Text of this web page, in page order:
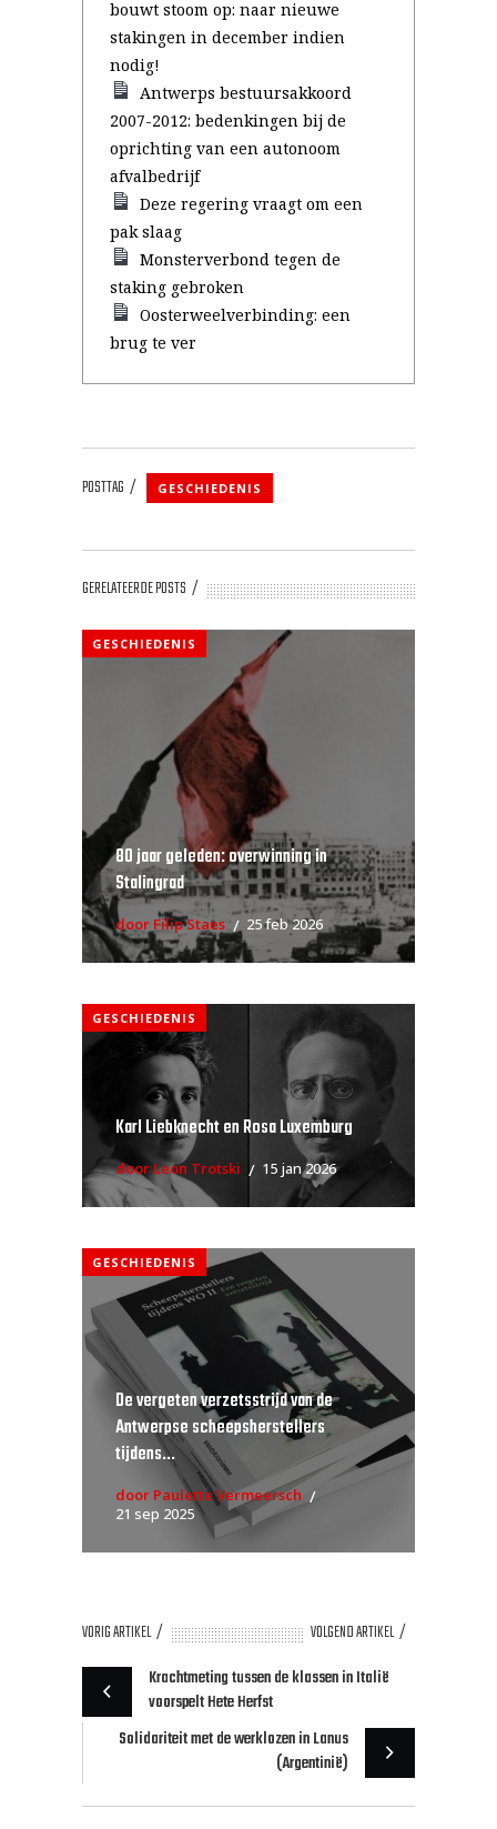
bouwt stoom op: naar nieuwe
stakingen in december indien
nodig!
Antwerps bestuursakkoord
2007-2012: bedenkingen bij de
oprichting van een autonoom
afvalbedrijf
Deze regering vraagt om een
pak slaag
Monsterverbond tegen de
staking gebroken
Oosterweelverbinding: een
brug te ver
POSTTAG GESCHIEDENIS
GERELATEERDE POSTS
GESCHIEDENIS
80 jaar geleden: overwinning in
Stalingrad
door Filip Staes 25 feb 2026
GESCHIEDENIS
Karl Liebknecht en Rosa Luxemburg
door Leon Trotski 15 jan 2026
GESCHIEDENIS
De vergeten verzetsstrijd van de
Antwerpse scheepsherstellers
tijdens...
door Paulette Vermeersch
21 sep 2025
VORIG ARTIKEL
VOLGEND ARTIKEL
Krachtmeting tussen de klassen in Italië
voorspelt Hete Herfst
Solidariteit met de werklozen in Lanus
(Argentinië)